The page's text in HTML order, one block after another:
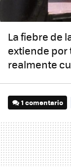
La fiebre de
extiende por
realmente
1 comentario